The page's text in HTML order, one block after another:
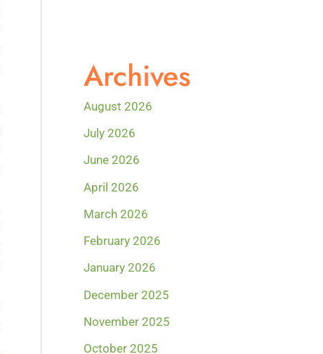
Archives
August 2026
July 2026
June 2026
April 2026
March 2026
February 2026
January 2026
December 2025
November 2025
October 2025